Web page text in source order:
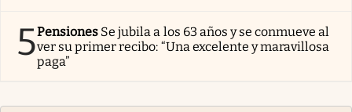
5Pensiones Se jubila a los 63 años y se conmueve al
ver su primer recibo: “Una excelente y maravillosa
paga”